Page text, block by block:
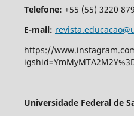
Telefone: +55 (55) 3220
E-mail:
https://
Universidade Federal de